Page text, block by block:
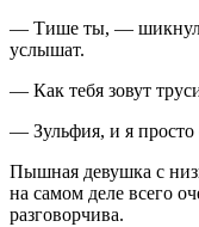
— Тише ты, —
услышат.
— Как тебя зовут
— Зульфия, и я просто
Пышная девушка с
на самом деле всего
разговорчива.